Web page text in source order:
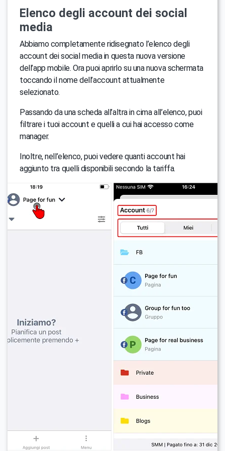
Elenco degli account dei social
media
Abbiamo completamente ridisegnato l’elenco degli
account dei social media in questa nuova versione
dell’app mobile. Ora puoi aprirlo su una nuova schermata
toccando il nome dell’account attualmente
selezionato.
Passando da una scheda all’altra in cima all’elenco, puoi
filtrare i tuoi account e quelli a cui hai accesso come
manager.
Inoltre, nell’elenco, puoi vedere quanti account hai
aggiunto tra quelli disponibili secondo la tariffa.